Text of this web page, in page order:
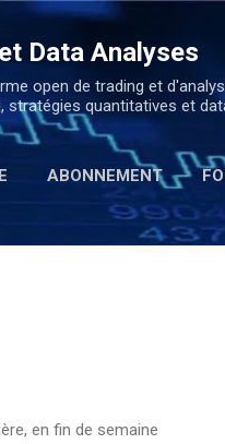
Data Analyses
open de trading et
stratégies quantitatives et
ABONNEMENT
en fin de semaine